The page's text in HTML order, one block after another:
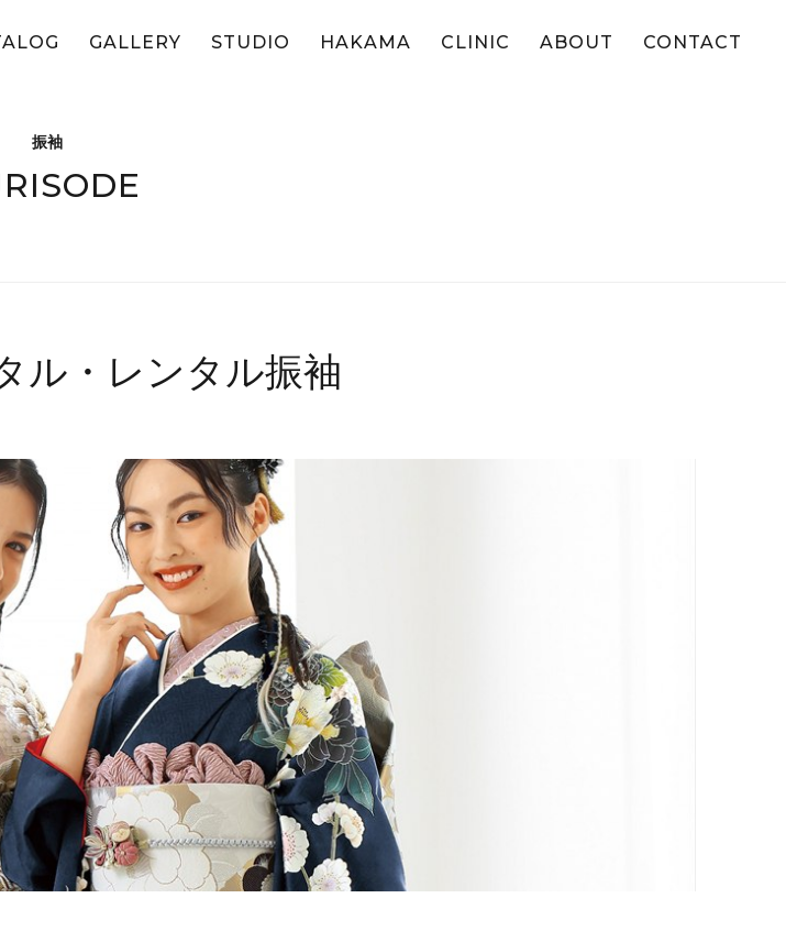
GALLERY STUDIO HAKAMA CLINIC ABOUT CONTACT
振袖
ル・レンタル振袖